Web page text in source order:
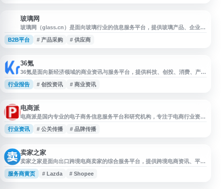
玻璃网
玻璃网（glass.cn）是面向玻璃行业的信息服务平台，提供玻璃产品、企业供
应、采购需求、行业资讯及相关市场信息展示，覆盖建筑玻璃、深加工玻璃、
原片玻璃、设备耗材等领域。网站可帮助用户了解玻璃行业动态、查找供应商
B2B平台 # 产品采购 # 供应商
36氪
36氪是面向新经济领域的商业资讯与服务平台，提供科技、创投、消费、产
业、企业服务等方向的新闻报道、深度分析、公司动态和投融资信息。网站内
容覆盖创业公司、上市企业、资本市场与行业趋势，适合关注科技创新、商业
行业报告 # 创投资讯 # 商业资讯
电商派
电商派是国内专业的电子商务信息服务平台和研究机构，专注于电商行业资讯
报道与深度分析。网站全天候追踪 B2B、B2C、C2C、跨境电商、移动电商
等细分领域的最新动态，提供行业趋势洞察、热点话题解读和专业研究报告。
视角见长，是了
行业资讯 # 公关传播 # 品牌传播
卖家之家
卖家之家是面向出口跨境电商卖家的综合服务平台，提供跨境电商资讯、平台
动态、运营工具、测评黑名单及服务商资源等内容，覆盖亚马逊、TikTok、
Shopee、Lazada、Shopify、独立站等领域，帮助卖家了解行业信息、提升
服务商黄页 # Lazda # Shopee